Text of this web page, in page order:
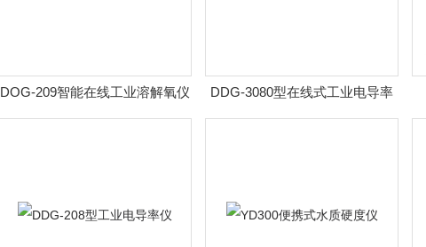
DOG-209智能在线工业溶解氧仪
氧指数测定仪
DDG-3080型在线式工业电导率
仪